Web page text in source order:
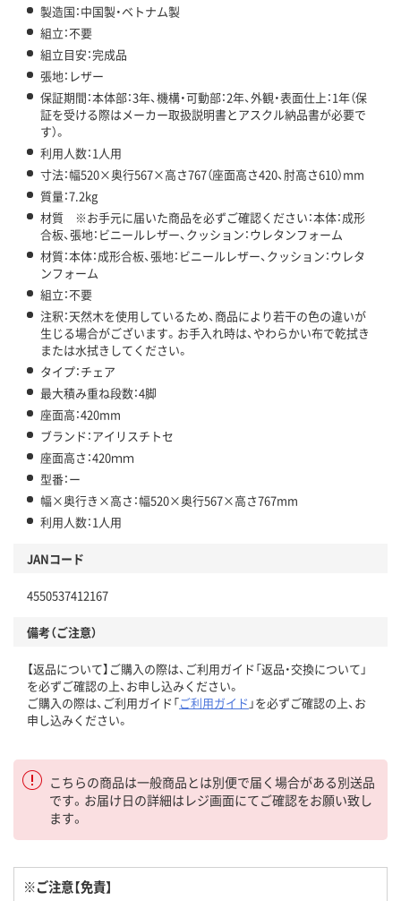
製造国：中国製・ベトナム製
組立：不要
組立目安：完成品
張地：レザー
保証期間：本体部：3年、機構・可動部：2年、外観・表面仕上：1年（保
証を受ける際はメーカー取扱説明書とアスクル納品書が必要で
す）。
利用人数：1人用
寸法：幅520×奥行567×高さ767（座面高さ420、肘高さ610）mm
質量：7.2kg
材質 ※お手元に届いた商品を必ずご確認ください：本体：成形
合板、張地：ビニールレザー、クッション：ウレタンフォーム
材質：本体：成形合板、張地：ビニールレザー、クッション：ウレタ
ンフォーム
組立：不要
注釈：天然木を使用しているため、商品により若干の色の違いが
生じる場合がございます。お手入れ時は、やわらかい布で乾拭き
または水拭きしてください。
タイプ：チェア
最大積み重ね段数：4脚
座面高：420mm
ブランド：アイリスチトセ
座面高さ：420ｍｍ
型番：ー
幅×奥行き×高さ：幅520×奥行567×高さ767mm
利用人数：1人用
JANコード
4550537412167
備考（ご注意）
【返品について】ご購入の際は、ご利用ガイド「返品・交換について」
を必ずご確認の上、お申し込みください。
ご購入の際は、ご利用ガイド「ご利用ガイド 」を必ずご確認の上、お
申し込みください。
こちらの商品は一般商品とは別便で届く場合がある別送品
です。お届け日の詳細はレジ画面にてご確認をお願い致し
ます。
※ご注意【免責】